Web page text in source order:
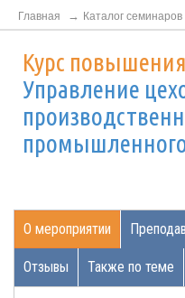
Главная Каталог семинаров
Курс
Управление
О мероприятии
Отзывы Также по теме